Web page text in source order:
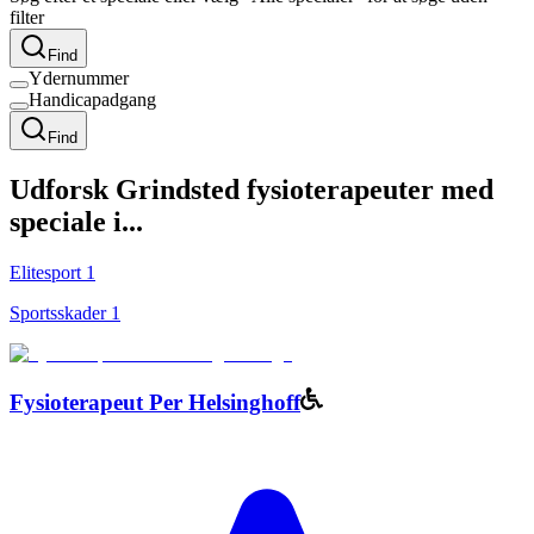
filter
Find
Ydernummer
Handicapadgang
Find
Udforsk Grindsted fysioterapeuter med
speciale i...
Elitesport 1
Sportsskader 1
Fysioterapeut Per Helsinghoff